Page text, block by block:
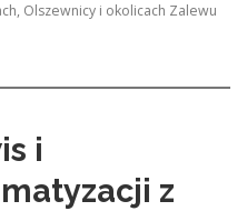
Olszewnicy i okolicach Zalewu
i
z